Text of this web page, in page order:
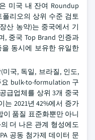
미국 내 잔여 Roundup
폴리오의 상위 수준 검토
산 농약)는 중국에서 기
, 중국 Top Brand 인증과
동시에 보유한 유일한
국, 독일, 브라질, 인도,
요 bulk-to-formulation 구
급업체를 상위 3개 중국
는 2021년 42%에서 증가
품질 표준화뿐만 아니
더 나은 관계 형성에도
공동 첨가제 데이터 문